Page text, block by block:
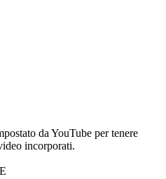
da YouTube per tenere
incorporati.